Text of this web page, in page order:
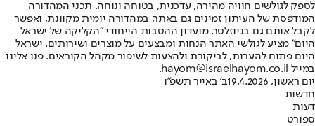
לספק לגולשים חוויה מהירה, עדכנית, בטוחה ונוחה. תכני המהדורה
המודפסת של העיתון זמינים גם באתר, במהדורה יומית מקוונת, ואפשר
לקבל אותם גם בניוזלטר. מועדון ההטבות הייחודי "הקליקה של ישראל
היום" מציע לגולשי האתר הנחות ומבצעים על מוצרים ושירותים. ישראל
היום פתוח להערות, לביקורת ולהצעות לשיפור מקהל הקוראים. פנו אלינו
במייל hayom@israelhayom.co.il.
יום ראשון, 19.4.2026
ב' באייר תשפ"ו
חדשות
דעות
ספורט